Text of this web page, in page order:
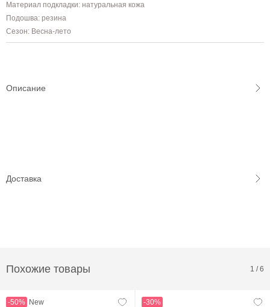
Материал подкладки: натуральная кожа
Подошва: резина
Сезон: Весна-лето
Описание
Доставка
Похожие товары 1 /6
-50% New -30%